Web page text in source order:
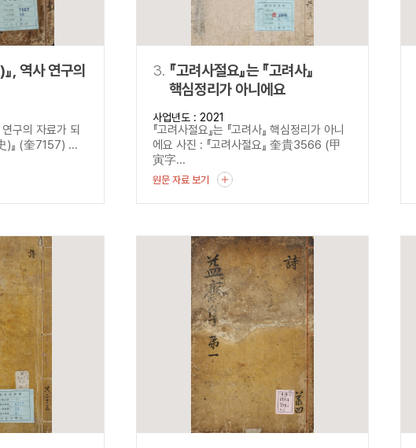
지 않는 자
의
구의 자료가 되
)』 (奎7157) ...
3. 『고려사절요』는 『고려사』
핵심정리가 아니에요
사업년도 : 2021
『고려사절요』는 『고려사』 핵심정리가 아니
에요 사진 : 『고려사절요』 奎貴3566 (甲
寅字...
원문 자료 보기